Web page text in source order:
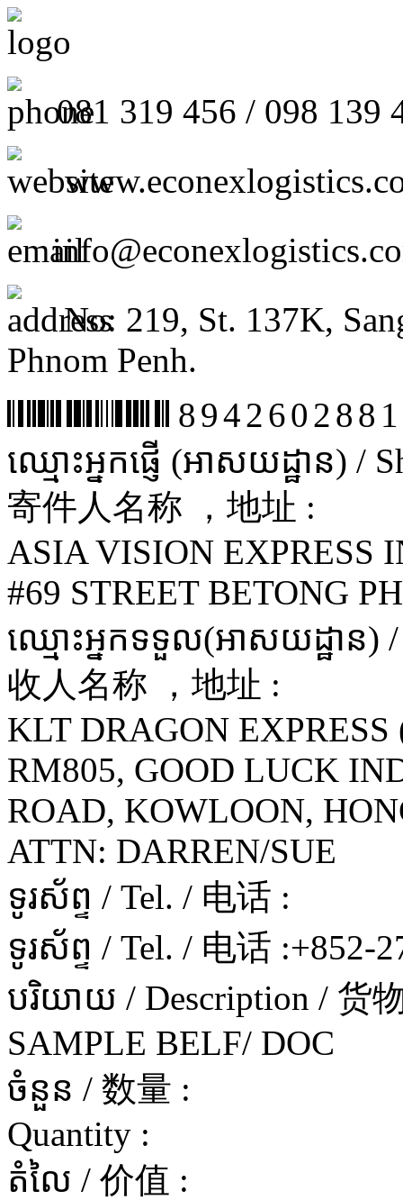
081 319 456 / 098 139
No: 219, St. 137K,
Phnom Penh.
8942602881
ឈ្មោះអ្នកផ្ញើ (អាសយដ្ឋាន) /
寄件人名称 ，地址 :
ASIA VISION EXPRESS
#69 STREET BETONG
ឈ្មោះអ្នកទទួល(អាសយដ្ឋាន) /
收人名称 ，地址 :
KLT DRAGON EXPRESS
RM805, GOOD LUCK
ROAD, KOWLOON,
ATTN: DARREN/SUE
ទូរស័ព្ទ / Tel. / 电话 :
ទូរស័ព្ទ / Tel. / 电话 :+852-
បរិយាយ / Description / 货
SAMPLE BELF/ DOC
ចំនួន / 数量 :
Quantity :
តំលៃ / 价值 :